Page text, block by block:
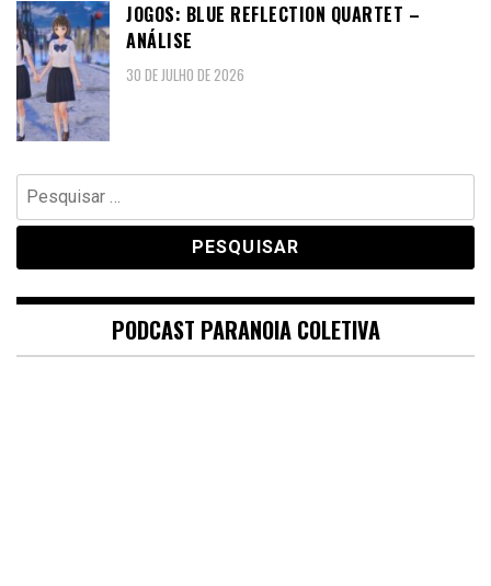
JOGOS: BLUE REFLECTION QUARTET –
ANÁLISE
30 DE JULHO DE 2026
Pesquisar
por:
PODCAST PARANOIA COLETIVA